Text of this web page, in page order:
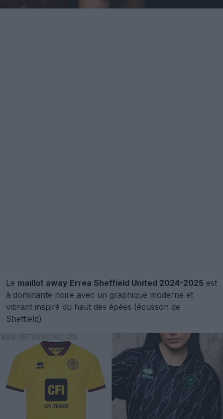
Le maillot away Errea Sheffield United 2024-2025 est
à dominante noire avec un graphique moderne et
vibrant inspiré du haut des épées (écusson de
Sheffield)